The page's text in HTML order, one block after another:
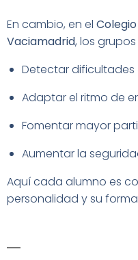
En cambio, en el
Vaciamadrid, los
Detectar
Adaptar el ritmo de
Fomentar mayor
Aumentar la
Aquí cada alumno es
personalidad y su